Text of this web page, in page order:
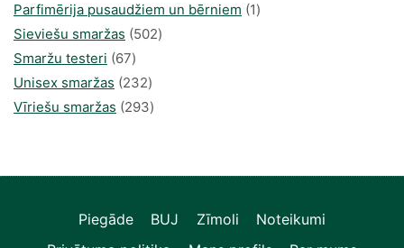
produkts
Parfimērija pusaudžiem un bērniem 11
Sieviešu smaržas 502502
Smaržu testeri 6767
produkts
Unisex smaržas 232232
produkts
Vīriešu smaržas 293293
Piegāde BUJ Zīmoli
Noteikumi